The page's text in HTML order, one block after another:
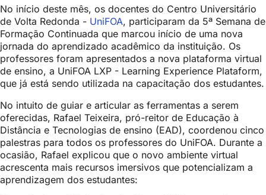
No início deste mês, os docentes do Centro Universitário
de Volta Redonda - UniFOA, participaram da 5ª Semana de
Formação Continuada que marcou início de uma nova
jornada do aprendizado acadêmico da instituição. Os
professores foram apresentados a nova plataforma virtual
de ensino, a UniFOA LXP - Learning Experience Plataform,
que já está sendo utilizada na capacitação dos estudantes.
No intuito de guiar e articular as ferramentas a serem
oferecidas, Rafael Teixeira, pró-reitor de Educação à
Distância e Tecnologias de ensino (EAD), coordenou cinco
palestras para todos os professores do UniFOA. Durante a
ocasião, Rafael explicou que o novo ambiente virtual
acrescenta mais recursos imersivos que potencializam a
aprendizagem dos estudantes: